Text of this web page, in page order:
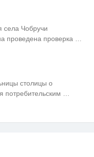
Чобручи
проведена проверка …
столицы о
потребительским